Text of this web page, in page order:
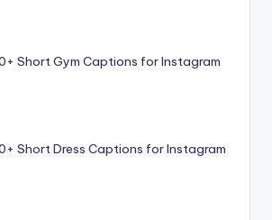
Short Gym Captions for Instagram
Short Dress Captions for Instagram